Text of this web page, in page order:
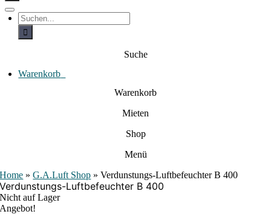
hT
o
a
S
u
h
c
h
Suche
Warenkorb
Warenkorb
Mieten
Shop
Menü
Home »G.A.Luft Shop »Verdunstungs-Luftbefeuchter B 400
Verdunstungs-Luftbefeuchter B 400
Nicht auf Lager
Angebot!